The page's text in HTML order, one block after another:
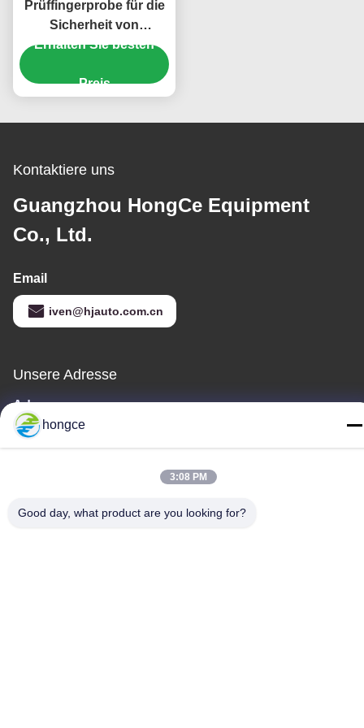
Prüffingerprobe für die
Sicherheit von
Haushaltsgeräten nach
Erhalten Sie besten
Preis
Kontaktiere uns
Guangzhou HongCe Equipment
Co., Ltd.
Email
iven@hjauto.com.cn
Unsere Adresse
Adresse:
Nr. 6-39, Bauernhof Yaogu, Dorf Shibi Nr. 3, Straße Shibi, Bezirk
Panyu, Guangzhou
hongce
3:08 PM
Good day, what product are you looking for?